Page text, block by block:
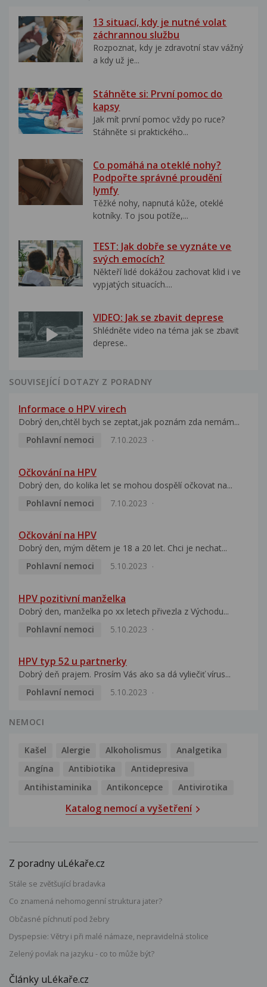
13 situací, kdy je nutné volat
záchrannou službu
Rozpoznat, kdy je zdravotní stav vážný
a kdy už je...
Stáhněte si: První pomoc do
kapsy
Jak mít první pomoc vždy po ruce?
Stáhněte si praktického...
Co pomáhá na oteklé nohy?
Podpořte správné proudění
lymfy
Těžké nohy, napnutá kůže, oteklé
kotníky. To jsou potíže,...
TEST: Jak dobře se vyznáte ve
svých emocích?
Někteří lidé dokážou zachovat klid i ve
vypjatých situacích....
VIDEO: Jak se zbavit deprese
Shlédněte video na téma jak se zbavit
deprese..
SOUVISEJÍCÍ DOTAZY Z PORADNY
Informace o HPV virech
Dobrý den,chtěl bych se zeptat,jak poznám zda nemám...
Pohlavní nemoci
7.10.2023
Očkování na HPV
Dobrý den, do kolika let se mohou dospělí očkovat na...
Pohlavní nemoci
7.10.2023
Očkování na HPV
Dobrý den, mým dětem je 18 a 20 let. Chci je nechat...
Pohlavní nemoci
5.10.2023
HPV pozitivní manželka
Dobrý den, manželka po xx letech přivezla z Východu...
Pohlavní nemoci
5.10.2023
HPV typ 52 u partnerky
Dobrý deň prajem. Prosím Vás ako sa dá vyliečiť vírus...
Pohlavní nemoci
5.10.2023
NEMOCI
Kašel Alergie Alkoholismus
Analgetika
Angína
Antibiotika
Antidepresiva
Antihistaminika
Antikoncepce Antivirotika
Katalog nemocí a vyšetření
Z poradny uLékaře.cz
Stále se zvětšující bradavka
Co znamená nehomogenní struktura jater?
Občasné píchnutí pod žebry
Dyspepsie: Větry i při malé námaze, nepravidelná stolice
Zelený povlak na jazyku - co to může být?
Články uLékaře.cz